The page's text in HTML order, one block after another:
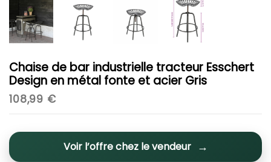
Chaise de bar industrielle tracteur Esschert
Design en métal fonte et acier Gris
108,99 €
Voir l’offre chez le vendeur